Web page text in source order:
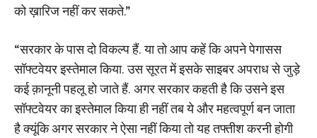
को ख़ारिज नहीं कर सकते.”
“सरकार के पास दो विकल्प हैं. या तो आप कहें कि अपने पेगासस
सॉफ्टवेयर इस्तेमाल किया. उस सूरत में इसके साइबर अपराध से जुड़े
कई क़ानूनी पहलू हो जाते हैं. अगर सरकार कहती है कि उसने इस
सॉफ्टवेयर का इस्तेमाल किया ही नहीं तब ये और महत्वपूर्ण बन जाता
है क्यूंकि अगर सरकार ने ऐसा नहीं किया तो यह तफ्तीश करनी होगी